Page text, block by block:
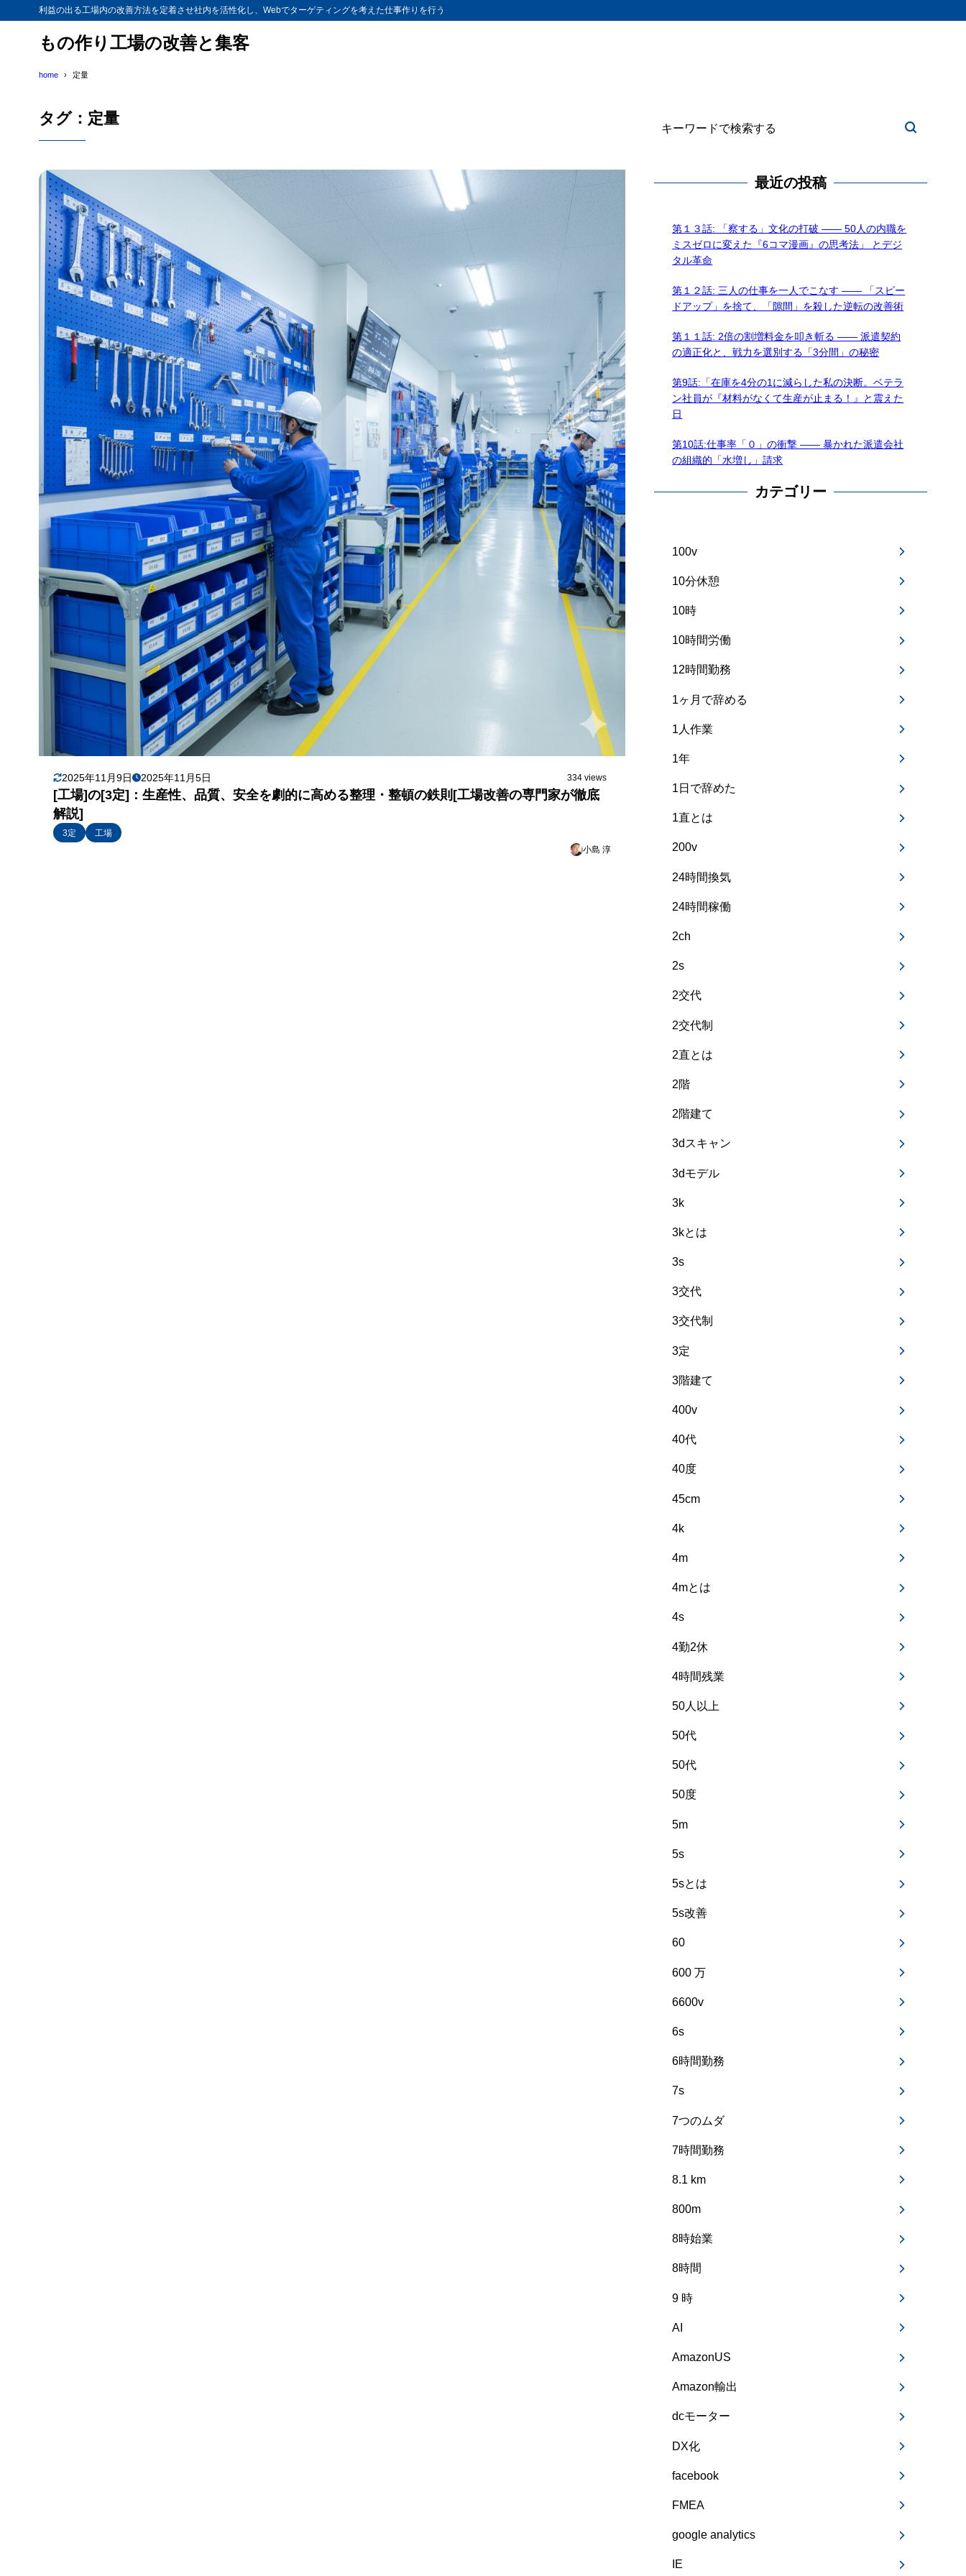
利益の出る工場内の改善方法を定着させ社内を活性化し、Webでターゲティングを考えた仕事作りを行う
もの作り工場の改善と集客
home 定量
タグ：定量
2025年11月9日 2025年11月5日 334 views
[工場]の[3定]：生産性、品質、安全を劇的に高める整理・整頓の鉄則[工場改善の専門家が徹底
解説]
3定
工場
小島 淳
最近の投稿
第１３話: 「察する」文化の打破 —— 50人の内職を
ミスゼロに変えた『6コマ漫画』の思考法」 とデジ
タル革命
第１２話: 三人の仕事を一人でこなす —— 「スピー
ドアップ」を捨て、「隙間」を殺した逆転の改善術
第１１話: 2倍の割増料金を叩き斬る —— 派遣契約
の適正化と、戦力を選別する「3分間」の秘密
第9話:「在庫を4分の1に減らした私の決断。ベテラ
ン社員が『材料がなくて生産が止まる！』と震えた
日
第10話:仕事率「０」の衝撃 —— 暴かれた派遣会社
の組織的「水増し」請求
カテゴリー
100v
10分休憩
10時
10時間労働
12時間勤務
1ヶ月で辞める
1人作業
1年
1日で辞めた
1直とは
200v
24時間換気
24時間稼働
2ch
2s
2交代
2交代制
2直とは
2階
2階建て
3dスキャン
3dモデル
3k
3kとは
3s
3交代
3交代制
3定
3階建て
400v
40代
40度
45cm
4k
4m
4mとは
4s
4勤2休
4時間残業
50人以上
50代
50代
50度
5m
5s
5sとは
5s改善
60
600 万
6600v
6s
6時間勤務
7s
7つのムダ
7時間勤務
8.1 km
800m
8時始業
8時間
9 時
AI
AmazonUS
Amazon輸出
dcモーター
DX化
facebook
FMEA
google analytics
IE